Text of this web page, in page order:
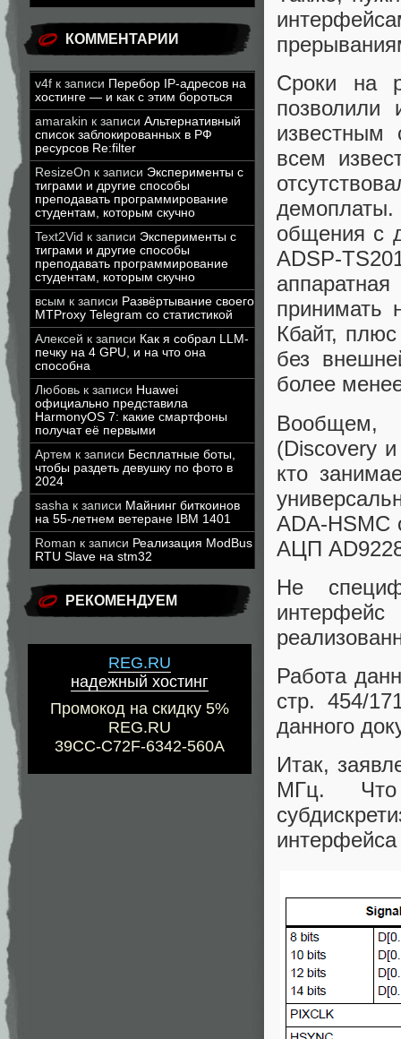
КОММЕНТАРИИ
v4f к записи Перебор IP-адресов на
хостинге — и как с этим бороться
amarakin к записи Альтернативный
список заблокированных в РФ
ресурсов Re:filter
ResizeOn к записи Эксперименты с
тиграми и другие способы
преподавать программирование
студентам, которым скучно
Text2Vid к записи Эксперименты с
тиграми и другие способы
преподавать программирование
студентам, которым скучно
всым к записи Развёртывание своего
MTProxy Telegram со статистикой
Алексей к записи Как я собрал LLM-
печку на 4 GPU, и на что она
способна
Любовь к записи Huawei
официально представила
HarmonyOS 7: какие смартфоны
получат её первыми
Артем к записи Бесплатные боты,
чтобы раздеть девушку по фото в
2024
sasha к записи Майнинг биткоинов
на 55-летнем ветеране IBM 1401
Roman к записи Реализация ModBus
RTU Slave на stm32
РЕКОМЕНДУЕМ
REG.RU
надежный хостинг
Промокод на скидку 5%
REG.RU
39CC-C72F-6342-560A
Сроки на
позволили
известным
всем
общения с
ADSP-
принимать
Кбайт,
без
более
Вообщем,
(Discovery
кто
ADA-HSMC
АЦП
Не
Работа
стр. 454/
данного
Итак,
МГц.